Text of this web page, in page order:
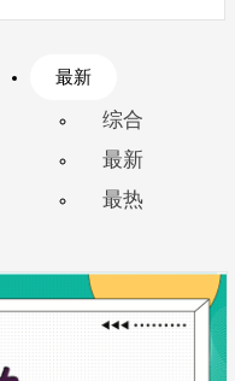
最新
综合
最新
最热